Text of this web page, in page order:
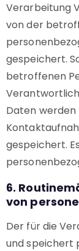
Verarbeitung
von der
gespeichert.
betroffenen
Daten
gespeichert.
6.
von
Der für die
und speichert